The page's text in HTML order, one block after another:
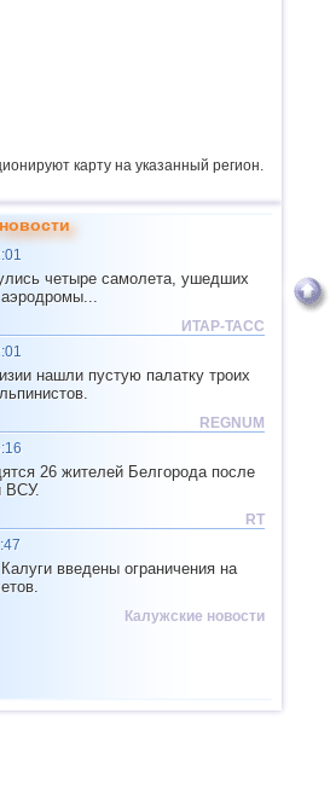
карту на указанный регион.
четыре самолета, ушедших
ИТАР-ТАСС
нашли пустую палатку троих
REGNUM
26 жителей Белгорода после
ВСУ.
RT
введены ограничения на
Калужские новости